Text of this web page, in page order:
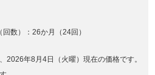
数）：26か月（24回）
2026年8月4日（火曜）現在の価格です。